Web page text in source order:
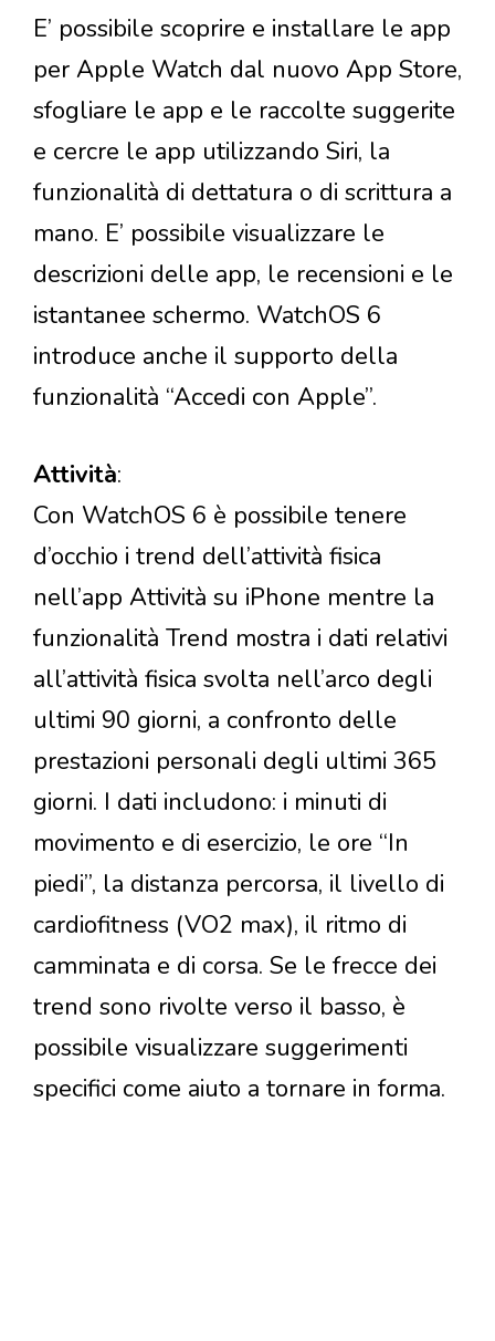
E’ possibile scoprire e installare le app
per Apple Watch dal nuovo App Store,
sfogliare le app e le raccolte suggerite
e cercre le app utilizzando Siri, la
funzionalità di dettatura o di scrittura a
mano. E’ possibile visualizzare le
descrizioni delle app, le recensioni e le
istantanee schermo. WatchOS 6
introduce anche il supporto della
funzionalità “Accedi con Apple”.
Attività:
Con WatchOS 6 è possibile tenere
d’occhio i trend dell’attività fisica
nell’app Attività su iPhone mentre la
funzionalità Trend mostra i dati relativi
all’attività fisica svolta nell’arco degli
ultimi 90 giorni, a confronto delle
prestazioni personali degli ultimi 365
giorni. I dati includono: i minuti di
movimento e di esercizio, le ore “In
piedi”, la distanza percorsa, il livello di
cardiofitness (VO2 max), il ritmo di
camminata e di corsa. Se le frecce dei
trend sono rivolte verso il basso, è
possibile visualizzare suggerimenti
specifici come aiuto a tornare in forma.